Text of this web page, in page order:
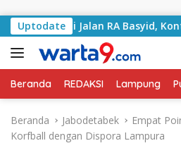
Uptodate
Jalan RA Basyid, Kontrak
Beranda REDAKSI Lampung
Beranda Jabodetabek
Empat
Korfball dengan Dispora Lampura